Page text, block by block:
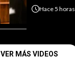
Hace5 horas
VER MÁS VIDEOS